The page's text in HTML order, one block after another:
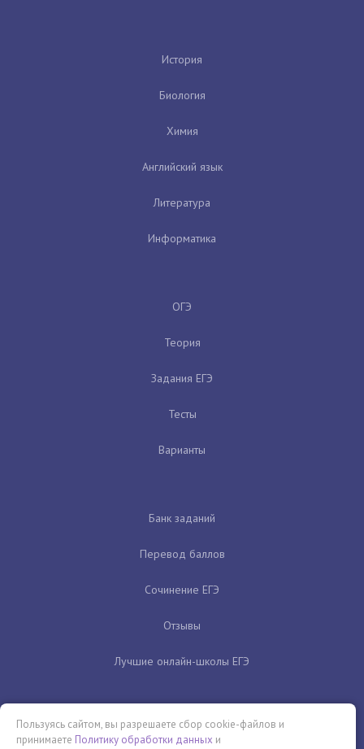
История
Биология
Химия
Английский язык
Литература
Информатика
ОГЭ
Теория
Задания ЕГЭ
Тесты
Варианты
Банк заданий
Перевод баллов
Сочинение ЕГЭ
Отзывы
Лучшие онлайн-школы ЕГЭ
Пользуясь сайтом, вы разрешаете сбор cookie-файлов и
принимаете Политику обработки данных и